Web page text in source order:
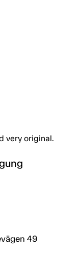
very original.
49